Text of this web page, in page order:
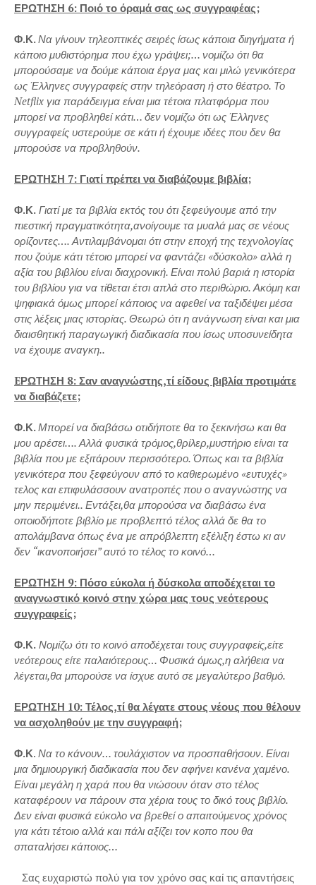
ΕΡΩΤΗΣΗ 6: Ποιό το όραμά σας ως συγγραφέας;
Φ.Κ.Να γίνουν τηλεοπτικές σειρές ίσως κάποια διηγήματα ή
κάποιο μυθιστόρημα που έχω γράψει;… νομίζω ότι θα
μπορούσαμε να δούμε κάποια έργα μας και μιλώ γενικότερα
ως Έλληνες συγγραφείς στην τηλεόραση ή στο θέατρο. Το
Netflix για παράδειγμα είναι μια τέτοια πλατφόρμα που
μπορεί να προβληθεί κάτι… δεν νομίζω ότι ως Έλληνες
συγγραφείς υστερούμε σε κάτι ή έχουμε ιδέες που δεν θα
μπορούσε να προβληθούν.
ΕΡΩΤΗΣΗ 7: Γιατί πρέπει να διαβάζουμε βιβλία;
Φ.Κ. Γιατί με τα βιβλία εκτός του ότι ξεφεύγουμε από την
πιεστική πραγματικότητα,ανοίγουμε τα μυαλά μας σε νέους
ορίζοντες…. Αντιλαμβάνομαι ότι στην εποχή της τεχνολογίας
που ζούμε κάτι τέτοιο μπορεί να φαντάζει «δύσκολο» αλλά η
αξία του βιβλίου είναι διαχρονική. Είναι πολύ βαριά η ιστορία
του βιβλίου για να τίθεται έτσι απλά στο περιθώριο. Ακόμη και
ψηφιακά όμως μπορεί κάποιος να αφεθεί να ταξιδέψει μέσα
στις λέξεις μιας ιστορίας. Θεωρώ ότι η ανάγνωση είναι και μια
διαισθητική παραγωγική διαδικασία που ίσως υποσυνείδητα
να έχουμε αναγκη..
EΡΩΤΗΣΗ 8: Σαν αναγνώστης,τί είδους βιβλία προτιμάτε
να διαβάζετε;
Φ.Κ.Μπορεί να διαβάσω οτιδήποτε θα το ξεκινήσω και θα
μου αρέσει…. Αλλά φυσικά τρόμος,θρίλερ,μυστήριο είναι τα
βιβλία που με εξιτάρουν περισσότερο. Όπως και τα βιβλία
γενικότερα που ξεφεύγουν από το καθιερωμένο «ευτυχές»
τελος και επιφυλάσσουν ανατροπές που ο αναγνώστης να
μην περιμένει.. Εντάξει,θα μπορούσα να διαβάσω ένα
οποιοδήποτε βιβλίο με προβλεπτό τέλος αλλά δε θα το
απολάμβανα όπως ένα με απρόβλεπτη εξέλιξη έστω κι αν
δεν “ικανοποιήσει” αυτό το τέλος το κοινό…
ΕΡΩΤΗΣΗ 9: Πόσο εύκολα ή δύσκολα αποδέχεται το
αναγνωστικό κοινό στην χώρα μας τους νεότερους
συγγραφείς;
Φ.Κ. Νομίζω ότι το κοινό αποδέχεται τους συγγραφείς,είτε
νεότερους είτε παλαιότερους… Φυσικά όμως,η αλήθεια να
λέγεται,θα μπορούσε να ίσχυε αυτό σε μεγαλύτερο βαθμό.
ΕΡΩΤΗΣΗ 10: Τέλος,τί θα λέγατε στους νέους που θέλουν
να ασχοληθούν με την συγγραφή;
Φ.Κ. Να το κάνουν… τουλάχιστον να προσπαθήσουν. Είναι
μια δημιουργική διαδικασία που δεν αφήνει κανένα χαμένο.
Είναι μεγάλη η χαρά που θα νιώσουν όταν στο τέλος
καταφέρουν να πάρουν στα χέρια τους το δικό τους βιβλίο.
Δεν είναι φυσικά εύκολο να βρεθεί ο απαιτούμενος χρόνος
για κάτι τέτοιο αλλά και πάλι αξίζει τον κοπο που θα
σπαταλήσει κάποιος…
Σας ευχαριστώ πολύ για τον χρόνο σας καί τις απαντήσεις